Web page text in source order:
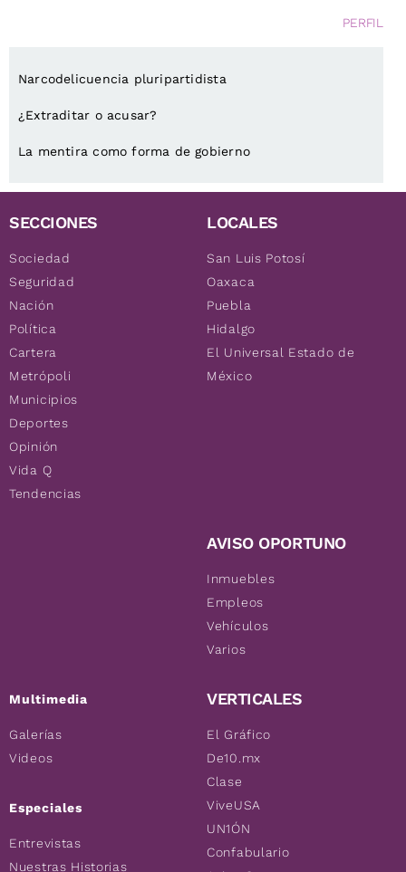
PERFIL
Narcodelicuencia pluripartidista
¿Extraditar o acusar?
La mentira como forma de gobierno
SECCIONES
Sociedad
Seguridad
Nación
Política
Cartera
Metrópoli
Municipios
Deportes
Opinión
Vida Q
Tendencias
Multimedia
Galerías
Videos
Especiales
Entrevistas
Nuestras Historias
LOCALES
San Luis Potosí
Oaxaca
Puebla
Hidalgo
El Universal Estado de
México
AVISO OPORTUNO
Inmuebles
Empleos
Vehículos
Varios
VERTICALES
El Gráfico
De10.mx
Clase
ViveUSA
UN1ÓN
Confabulario